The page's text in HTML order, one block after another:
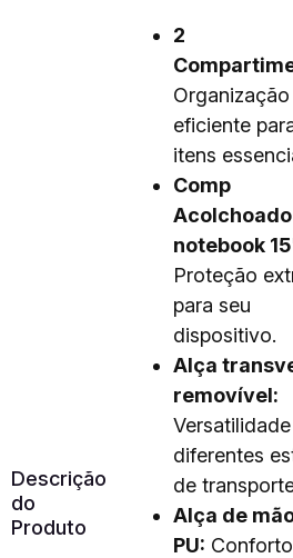
Descrição
do
Produto
2
Organização
eficiente
itens
Comp
notebook
Proteção
para seu
dispositivo.
Alça
removível:
diferentes
de
Alça de
PU: